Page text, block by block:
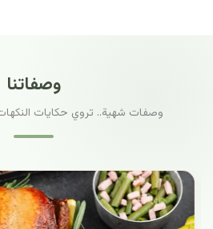
وصفاتنا
وصفات شهية.. تروي حكايات